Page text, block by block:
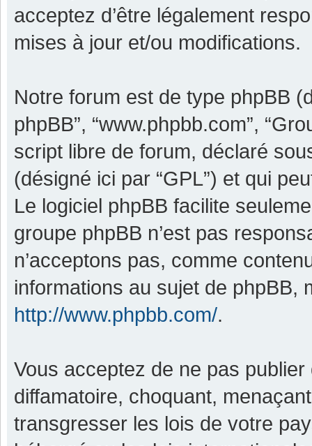
acceptez d’être légalement
mises à jour et/ou modifications.
Notre forum est de type phpBB
phpBB”, “www.phpbb.com”,
script libre de forum, déclaré
(désigné ici par “GPL”) et qui
Le logiciel phpBB facilite
groupe phpBB n’est pas
n’acceptons pas, comme
informations au sujet de phpBB,
http://www.phpbb.com/.
Vous acceptez de ne pas
diffamatoire, choquant,
transgresser les lois de votre